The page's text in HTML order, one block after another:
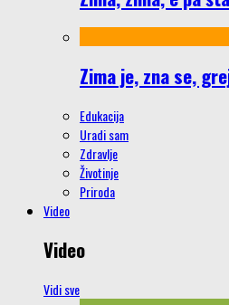
Zima je, zna se,
Edukacija
Uradi sam
Zdravlje
Životinje
Priroda
Video
Video
Vidi sve